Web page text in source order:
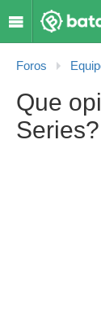
Foros
Que
Series?